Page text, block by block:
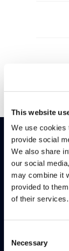
This website
We use cookies
provide social
We also share
our social
may combine it
provided to
of their services.
Selection
Necessary
tritonX